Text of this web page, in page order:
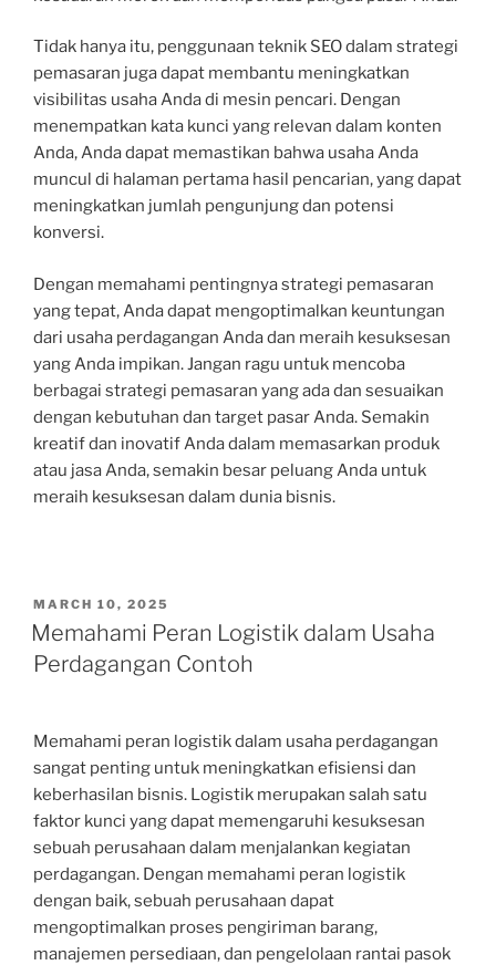
Tidak hanya itu, penggunaan teknik SEO dalam strategi
pemasaran juga dapat membantu meningkatkan
visibilitas usaha Anda di mesin pencari. Dengan
menempatkan kata kunci yang relevan dalam konten
Anda, Anda dapat memastikan bahwa usaha Anda
muncul di halaman pertama hasil pencarian, yang dapat
meningkatkan jumlah pengunjung dan potensi
konversi.
Dengan memahami pentingnya strategi pemasaran
yang tepat, Anda dapat mengoptimalkan keuntungan
dari usaha perdagangan Anda dan meraih kesuksesan
yang Anda impikan. Jangan ragu untuk mencoba
berbagai strategi pemasaran yang ada dan sesuaikan
dengan kebutuhan dan target pasar Anda. Semakin
kreatif dan inovatif Anda dalam memasarkan produk
atau jasa Anda, semakin besar peluang Anda untuk
meraih kesuksesan dalam dunia bisnis.
POSTED
ON
MARCH 10, 2025
Memahami Peran Logistik dalam Usaha
Perdagangan Contoh
Memahami peran logistik dalam usaha perdagangan
sangat penting untuk meningkatkan efisiensi dan
keberhasilan bisnis. Logistik merupakan salah satu
faktor kunci yang dapat memengaruhi kesuksesan
sebuah perusahaan dalam menjalankan kegiatan
perdagangan. Dengan memahami peran logistik
dengan baik, sebuah perusahaan dapat
mengoptimalkan proses pengiriman barang,
manajemen persediaan, dan pengelolaan rantai pasok